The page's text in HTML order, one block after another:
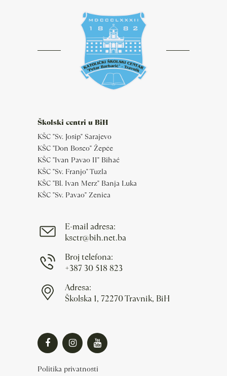
Školski centri u BiH
KŠC "Sv. Josip" Sarajevo
KŠC "Don Bosco" Žepče
KŠC "Ivan Pavao II" Bihać
KŠC "Sv. Franjo" Tuzla
KŠC "Bl. Ivan Merz" Banja Luka
KŠC "Sv. Pavao" Zenica
E-mail adresa:
ksctr@bih.net.ba
Broj telefona:
+387 30 518 823
Adresa:
Školska 1, 72270 Travnik, BiH
Politika privatnosti